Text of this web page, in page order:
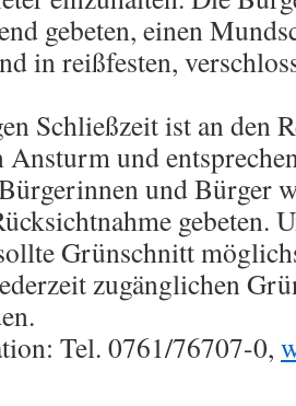
gebeten, einen
in reißfesten,
Schließzeit ist an den
Ansturm und
und Bürger
gebeten.
Grünschnitt
zugänglichen
Tel. 0761/76707-0,